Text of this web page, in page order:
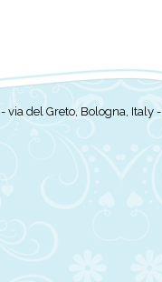
- via del Greto, Bologna, Italy -